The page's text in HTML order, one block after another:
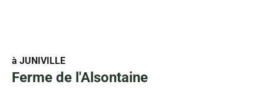
à JUNIVILLE
Ferme de l'Alsontaine